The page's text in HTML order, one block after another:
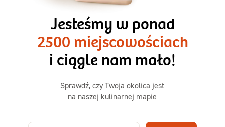
1500kcal - 2250kcal
3 sycące posiłki o większej objętości. Mniej dań,
ta sama wygoda!
50,31 zł
73,99
-32%
Jesteśmy w ponad
2500 miejscowościach
i ciągle nam mało!
Sprawdź, czy Twoja okolica jest
na naszej kulinarnej mapie